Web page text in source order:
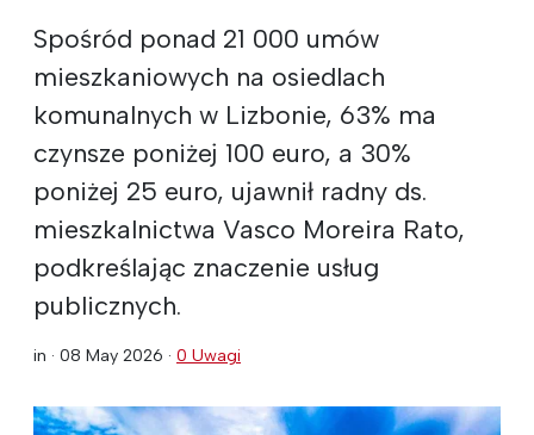
Spośród ponad 21 000 umów
mieszkaniowych na osiedlach
komunalnych w Lizbonie, 63% ma
czynsze poniżej 100 euro, a 30%
poniżej 25 euro, ujawnił radny ds.
mieszkalnictwa Vasco Moreira Rato,
podkreślając znaczenie usług
publicznych.
in · 08 May 2026 · 0 Uwagi